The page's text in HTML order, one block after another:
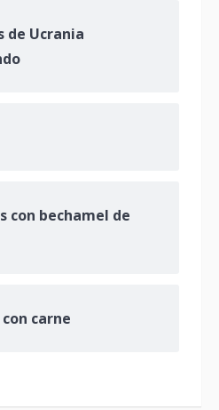
de Ucrania
con bechamel de
carne